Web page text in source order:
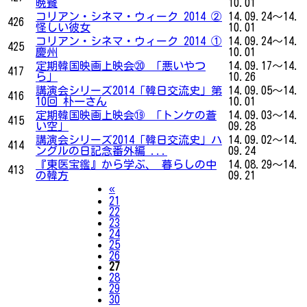
晩餐
10.01
426
コリアン・シネマ・ウィーク 2014 ②
怪しい彼女
14.09.24～14.
10.01
425
コリアン・シネマ・ウィーク 2014 ①
慶州
14.09.24～14.
10.01
417
定期韓国映画上映会⑳ 「悪いやつ
ら」
14.09.17～14.
10.26
416
講演会シリーズ2014「韓日交流史」第
10回 朴一さん
14.09.05～14.
10.01
415
定期韓国映画上映会⑲ 「トンケの蒼
い空」
14.09.03～14.
09.28
414
講演会シリーズ2014「韓日交流史」ハ
ングルの日記念番外編 ...
14.09.02～14.
09.24
413
『東医宝鑑』から学ぶ、 暮らしの中
の韓方
14.08.29～14.
09.21
«Previous
21
22
23
24
25
26
27
28
29
30